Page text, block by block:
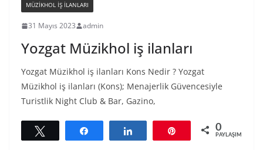
MÜZIKHOL IŞ ILANLARI
31 Mayıs 2023 admin
Yozgat Müzikhol iş ilanları
Yozgat Müzikhol iş ilanları Kons Nedir ? Yozgat
Müzikhol iş ilanları (Kons); Menajerlik Güvencesiyle
Turistlik Night Club & Bar, Gazino,
Tweetle 0
PAYLAŞIMLAR